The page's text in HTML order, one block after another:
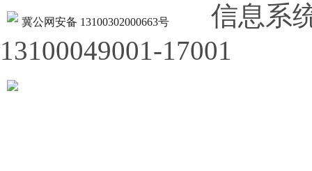
冀公网安备 13100302000663号
信息系
13100049001-17001